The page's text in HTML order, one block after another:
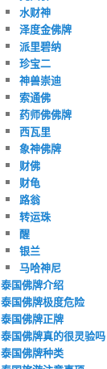
水财神
泽度金佛牌
派里碧纳
珍宝二
神兽崇迪
索通佛
药师佛佛牌
西瓦里
象神佛牌
财佛
财龟
路翁
转运珠
醒
银兰
马哈神尼
泰国佛牌介绍
泰国佛牌极度危险
泰国佛牌正牌
泰国佛牌真的很灵验吗
泰国佛牌种类